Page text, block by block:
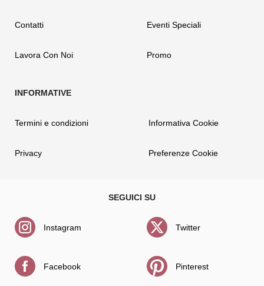
Contatti
Lavora Con Noi
Eventi Speciali
Promo
Termini e condizioni
Privacy
Informativa Cookie
Preferenze Cookie
Instagram
Facebook
Twitter
Pinterest